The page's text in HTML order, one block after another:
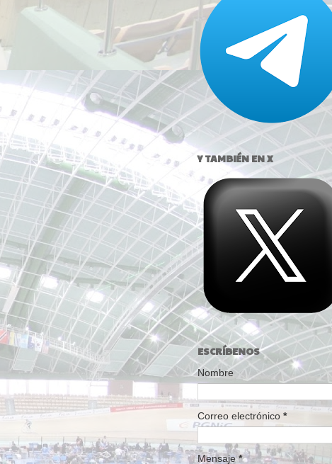
Y TAMBIÉN EN X
ESCRÍBENOS
Nombre
Correo electrónico *
Mensaje*